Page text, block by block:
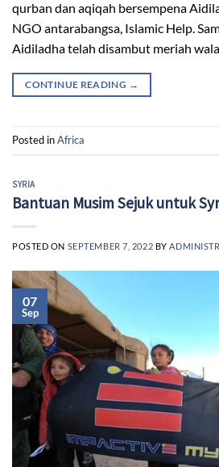
qurban dan aqiqah bersempena
NGO antarabangsa, Islamic Help.
Aidiladha telah disambut meriah
CONTINUE READING →
Posted inAfrica
SYRIA
Bantuan Musim Sejuk untuk
POSTED ON SEPTEMBER 7, 2022 BY
07
Sep